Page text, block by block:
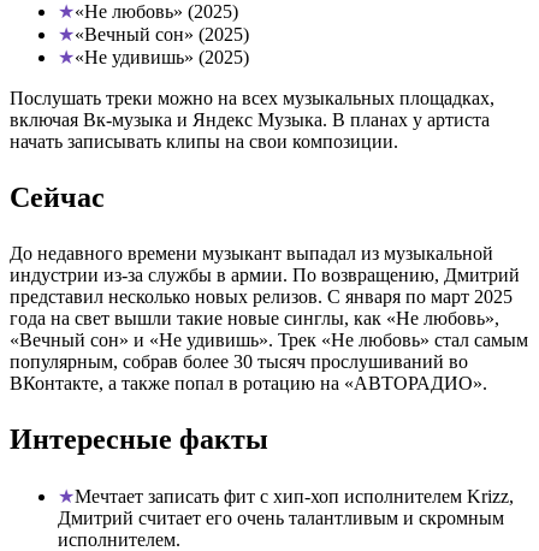
«Не любовь» (2025)
«Вечный сон» (2025)
«Не удивишь» (2025)
Послушать треки можно на всех музыкальных площадках,
включая Вк-музыка и Яндекс Музыка. В планах у артиста
начать записывать клипы на свои композиции.
Сейчас
До недавного времени музыкант выпадал из музыкальной
индустрии из-за службы в армии. По возвращению, Дмитрий
представил несколько новых релизов. С января по март 2025
года на свет вышли такие новые синглы, как «Не любовь»,
«Вечный сон» и «Не удивишь». Трек «Не любовь» стал самым
популярным, собрав более 30 тысяч прослушиваний во
ВКонтакте, а также попал в ротацию на «АВТОРАДИО».
Интересные факты
Мечтает записать фит с хип-хоп исполнителем Krizz,
Дмитрий считает его очень талантливым и скромным
исполнителем.